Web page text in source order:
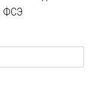
ФСЭ